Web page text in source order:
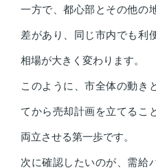
一方で、都心部とその他の
差があり、同じ市内でも利
相場が大きく変わります。
このように、市全体の動き
てから売却計画を立てるこ
両立させる第一歩です。
次に確認したいのが、需給